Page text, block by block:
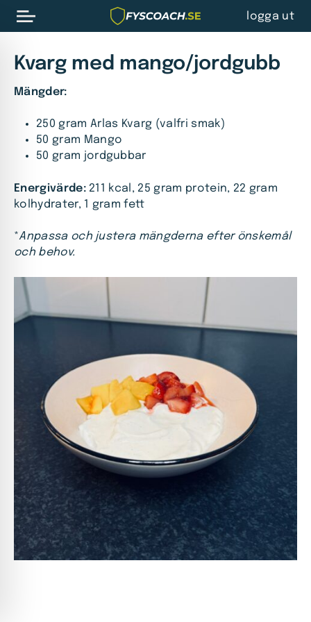
logga ut
Kvarg med mango/jordgubb
Mängder:
250 gram Arlas Kvarg (valfri smak)
50 gram Mango
50 gram jordgubbar
Energivärde:211 kcal, 25 gram protein, 22 gram
kolhydrater, 1 gram fett
*Anpassa och justera mängderna efter önskemål
och behov.